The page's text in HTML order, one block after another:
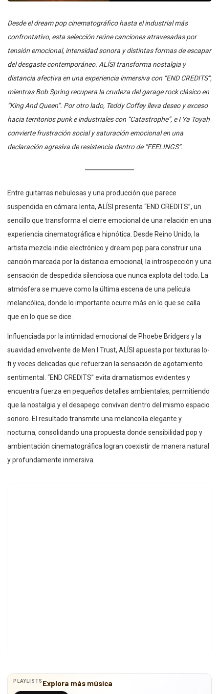
Desde el dream pop cinematográfico hasta el industrial más
confrontativo, esta selección reúne canciones atravesadas por
tensión emocional, intensidad sonora y distintas formas de escapar
del desgaste contemporáneo. ALÍSI transforma nostalgia y
distancia afectiva en una experiencia inmersiva con “END CREDITS”,
mientras Bob Spring recupera la crudeza del garage rock clásico en
“King And Queen”. Por otro lado, Teddy Coffey lleva deseo y exceso
hacia territorios punk e industriales con “Catastrophe”, e I Ya Toyah
convierte frustración social y saturación emocional en una
declaración agresiva de resistencia dentro de “FEELINGS”.
Entre guitarras nebulosas y una producción que parece
suspendida en cámara lenta, ALÍSI presenta “END CREDITS”, un
sencillo que transforma el cierre emocional de una relación en una
experiencia cinematográfica e hipnótica. Desde Reino Unido, la
artista mezcla indie electrónico y dream pop para construir una
canción marcada por la distancia emocional, la introspección y una
sensación de despedida silenciosa que nunca explota del todo. La
atmósfera se mueve como la última escena de una película
melancólica, donde lo importante ocurre más en lo que se calla
que en lo que se dice.
Influenciada por la intimidad emocional de Phoebe Bridgers y la
suavidad envolvente de Men I Trust, ALÍSI apuesta por texturas lo-
fi y voces delicadas que refuerzan la sensación de agotamiento
sentimental. “END CREDITS” evita dramatismos evidentes y
encuentra fuerza en pequeños detalles ambientales, permitiendo
que la nostalgia y el desapego convivan dentro del mismo espacio
sonoro. El resultado transmite una melancolía elegante y
nocturna, consolidando una propuesta donde sensibilidad pop y
ambientación cinematográfica logran coexistir de manera natural
y profundamente inmersiva.
PLAYLISTS Explora más música